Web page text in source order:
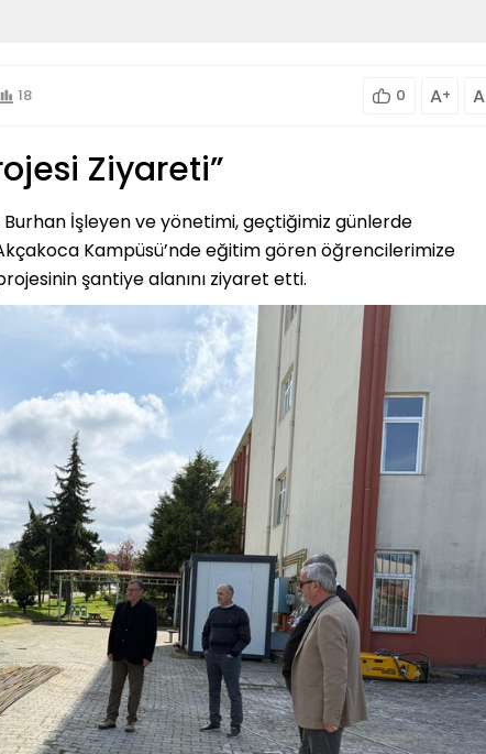
18 0 A+ A
Ziyareti”
Burhan İşleyen ve yönetimi, geçtiğimiz günlerde
Kampüsü’nde eğitim gören öğrencilerimize
şantiye alanını ziyaret etti.